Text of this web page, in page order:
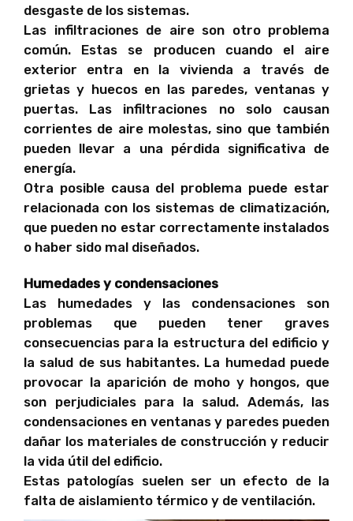
desgaste de los sistemas.
Las infiltraciones de aire son otro problema
común. Estas se producen cuando el aire
exterior entra en la vivienda a través de
grietas y huecos en las paredes, ventanas y
puertas. Las infiltraciones no solo causan
corrientes de aire molestas, sino que también
pueden llevar a una pérdida significativa de
energía.
Otra posible causa del problema puede estar
relacionada con los sistemas de climatización,
que pueden no estar correctamente instalados
o haber sido mal diseñados.
Humedades y condensaciones
Las humedades y las condensaciones son
problemas que pueden tener graves
consecuencias para la estructura del edificio y
la salud de sus habitantes. La humedad puede
provocar la aparición de moho y hongos, que
son perjudiciales para la salud. Además, las
condensaciones en ventanas y paredes pueden
dañar los materiales de construcción y reducir
la vida útil del edificio.
Estas patologías suelen ser un efecto de la
falta de aislamiento térmico y de ventilación.